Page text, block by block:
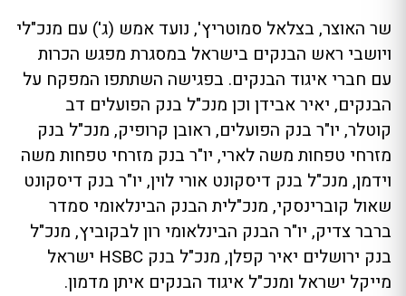
שר האוצר, בצלאל סמוטריץ', נועד אמש (ג') עם מנכ"לי
ויושבי ראש הבנקים בישראל במסגרת מפגש הכרות
עם חברי איגוד הבנקים. בפגישה השתתפו המפקח על
הבנקים, יאיר אבידן וכן מנכ"ל בנק הפועלים דב
קוטלר, יו"ר בנק הפועלים, ראובן קרופיק, מנכ"ל בנק
מזרחי טפחות משה לארי, יו"ר בנק מזרחי טפחות משה
וידמן, מנכ"ל בנק דיסקונט אורי לוין, יו"ר בנק דיסקונט
שאול קוברינסקי, מנכ"לית הבנק הבינלאומי סמדר
ברבר צדיק, יו"ר הבנק הבינלאומי רון לבקוביץ, מנכ"ל
בנק ירושלים יאיר קפלן, מנכ"ל בנק HSBC ישראל
מייקל ישראל ומנכ"ל איגוד הבנקים איתן מדמון.